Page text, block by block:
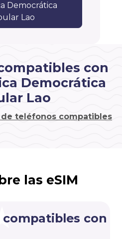
Democrática
Lao
con
Democrática
Lao
teléfonos compatibles
las eSIM
compatibles con